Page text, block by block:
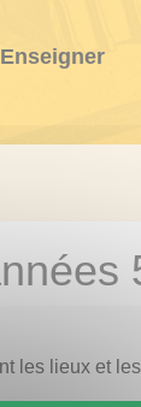
Enseigner
les lieux et